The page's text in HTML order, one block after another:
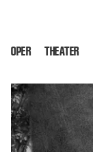
OPER THEATER